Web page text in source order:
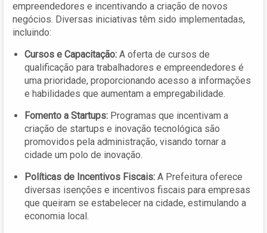
empreendedores e incentivando a criação de novos
negócios. Diversas iniciativas têm sido implementadas,
incluindo:
Cursos e Capacitação: A oferta de cursos de
qualificação para trabalhadores e empreendedores é
uma prioridade, proporcionando acesso a informações
e habilidades que aumentam a empregabilidade.
Fomento a Startups: Programas que incentivam a
criação de startups e inovação tecnológica são
promovidos pela administração, visando tornar a
cidade um polo de inovação.
Políticas de Incentivos Fiscais: A Prefeitura oferece
diversas isenções e incentivos fiscais para empresas
que queiram se estabelecer na cidade, estimulando a
economia local.